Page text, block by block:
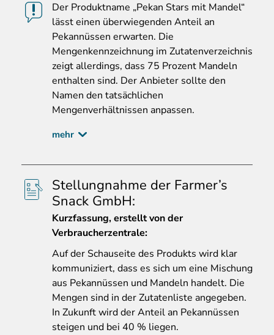
Der Produktname „Pekan Stars mit Mandel“
lässt einen überwiegenden Anteil an
Pekannüssen erwarten. Die
Mengenkennzeichnung im Zutatenverzeichnis
zeigt allerdings, dass 75 Prozent Mandeln
enthalten sind. Der Anbieter sollte den
Namen den tatsächlichen
Mengenverhältnissen anpassen.
mehr
Stellungnahme der Farmer’s
Snack GmbH:
Kurzfassung, erstellt von der
Verbraucherzentrale:
Aufder Schauseite des Produkts wird klar
kommuniziert, dass es sich um eine Mischung
aus Pekannüssen und Mandeln handelt. Die
Mengen sind in der Zutatenliste angegeben.
In Zukunft wird der Anteil an Pekannüssen
steigen und bei 40 % liegen.